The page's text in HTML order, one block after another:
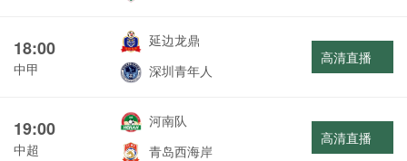
18:00
中甲
延边龙鼎
深圳青年人
高清直播
19:00
中超
河南队
青岛西海岸
高清直播